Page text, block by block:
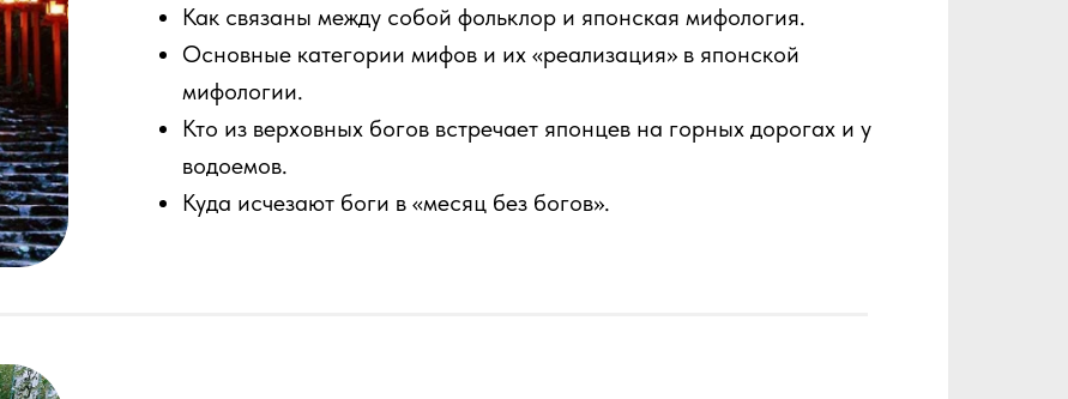
Как связаны между собой фольклор и японская мифология.
Основные категории мифов и их «реализация» в японской
мифологии.
Кто из верховных богов встречает японцев на горных дорогах и у
водоемов.
Куда исчезают боги в «месяц без богов».